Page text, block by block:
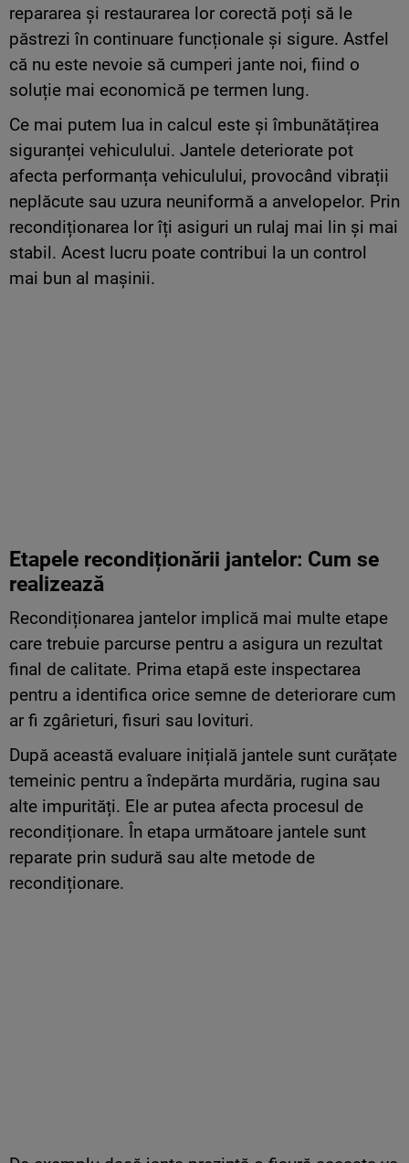
repararea și restaurarea lor corectă poți să le
păstrezi în continuare funcționale și sigure. Astfel
că nu este nevoie să cumperi jante noi, fiind o
soluție mai economică pe termen lung.
Ce mai putem lua in calcul este și îmbunătățirea
siguranței vehiculului. Jantele deteriorate pot
afecta performanța vehiculului, provocând vibrații
neplăcute sau uzura neuniformă a anvelopelor. Prin
recondiționarea lor îți asiguri un rulaj mai lin și mai
stabil. Acest lucru poate contribui la un control
mai bun al mașinii.
Etapele recondiționării jantelor: Cum se
realizează
Recondiționarea jantelor implică mai multe etape
care trebuie parcurse pentru a asigura un rezultat
final de calitate. Prima etapă este inspectarea
pentru a identifica orice semne de deteriorare cum
ar fi zgârieturi, fisuri sau lovituri.
După această evaluare inițială jantele sunt curățate
temeinic pentru a îndepărta murdăria, rugina sau
alte impurități. Ele ar putea afecta procesul de
recondiționare. În etapa următoare jantele sunt
reparate prin sudură sau alte metode de
recondiționare.